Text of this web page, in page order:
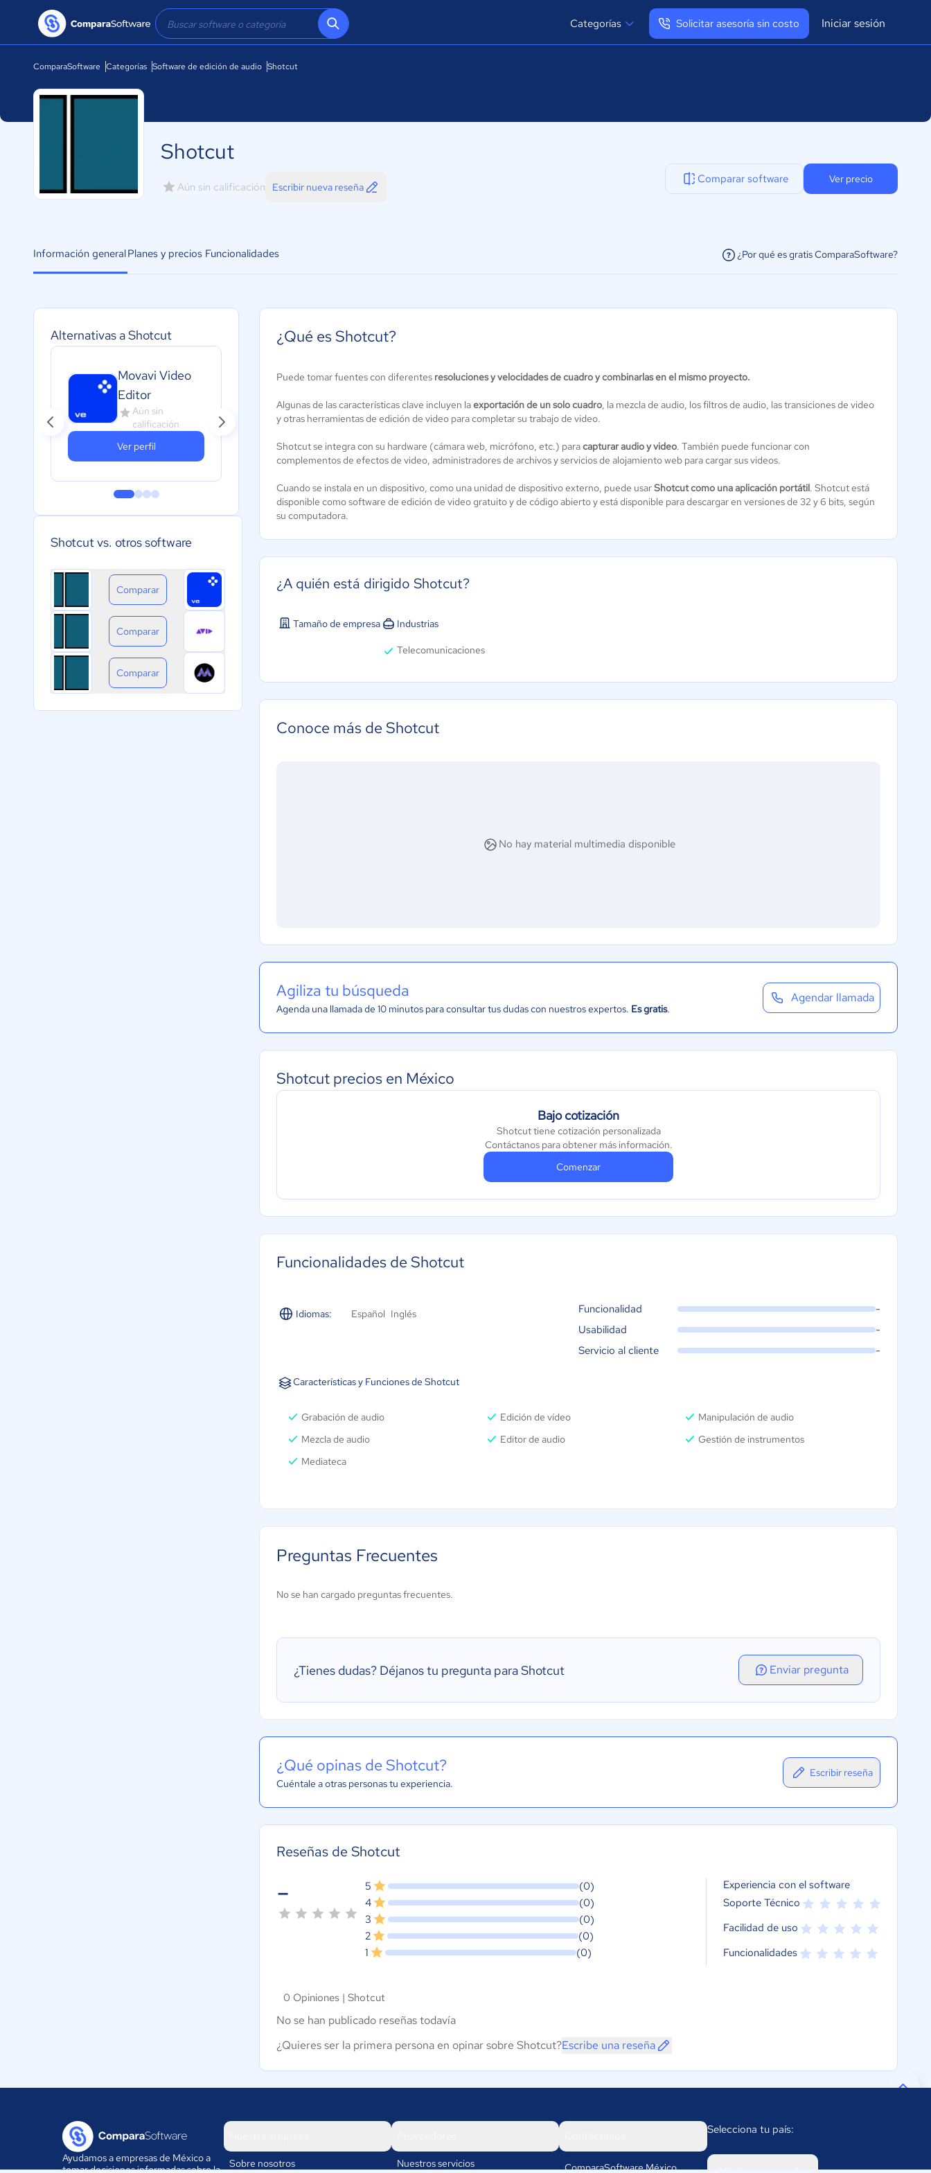
Categorías Solicitar asesoría sin costo Iniciar sesión
ComparaSoftware Categorías Software de edición de audio Shotcut
Shotcut
Aún sin calificación Escribir nueva reseña
Comparar software Ver precio
Información generalPlanes y precios Funcionalidades ¿Por qué es gratis ComparaSoftware?
Alternativas a Shotcut
Movavi Video
Editor
Aún sin
calificación
Ver perfil
Pro Tools
Aún sin
calificación
ReMasterMedia
Aún sin
calificación
Audacity
Aún sin
Shotcut vs. otros software
Comparar
Comparar
Comparar
¿Qué es Shotcut?
Puede tomar fuentes con diferentes resoluciones y velocidades de cuadro y combinarlas en el mismo proyecto.
Algunas de las características clave incluyen laexportación de un solo cuadro, la mezcla de audio, los filtros de audio, las transiciones de video
y otras herramientas de edición de video para completar su trabajo de video.
Shotcut se integra con su hardware (cámara web, micrófono, etc.) paracapturar audio y video. También puede funcionar con
complementos de efectos de video, administradores de archivos y servicios de alojamiento web para cargar sus videos.
Cuando se instala en un dispositivo, como una unidad de dispositivo externo, puede usarShotcut como una aplicación portátil. Shotcut está
disponible como software de edición de video gratuito y de código abierto y está disponible para descargar en versiones de 32 y 6 bits, según
su computadora.
¿A quién está dirigido Shotcut?
Tamaño de empresa Industrias
Telecomunicaciones
Conoce más de Shotcut
No hay material multimedia disponible
Agiliza tu búsqueda
Agenda una llamada de 10 minutos para consultar tus dudas con nuestros expertos. Es gratis.
Agendar llamada
Shotcut precios en México
Bajo cotización
Shotcut tiene cotización personalizada
Contáctanos para obtener más información.
Comenzar
Funcionalidades de Shotcut
Idiomas: Español Inglés Funcionalidad
-
Usabilidad
-
Servicio al cliente
-
Características y Funciones de Shotcut
Grabación de audio Edición de vídeo
Manipulación de audio
Mezcla de audio
Editor de audio
Gestión de instrumentos
Mediateca
Preguntas Frecuentes
No se han cargado preguntas frecuentes.
¿Tienes dudas? Déjanos tu pregunta para Shotcut Enviar pregunta
¿Qué opinas de Shotcut?
Cuéntale a otras personas tu experiencia.
Escribir reseña
Reseñas de Shotcut
- 5
(0)
4
(0)
3
(0)
2
(0)
1
(0)
Experiencia con el software
Soporte Técnico
Facilidad de uso
Funcionalidades
0 Opiniones | Shotcut
No se han publicado reseñas todavía
¿Quieres ser la primera persona en opinar sobre Shotcut?Escribe una reseña
Ayudamos a empresas de México a
tomar decisiones informadas sobre la
Sobre nosotros Nuestros servicios ComparaSoftware México
Selecciona tu país: